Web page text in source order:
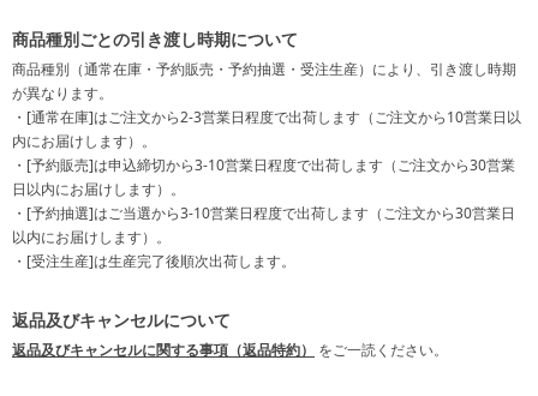
商品種別ごとの引き渡し時期について
商品種別（通常在庫・予約販売・予約抽選・受注生産）により、引き渡し時期
が異なります。
・[通常在庫]はご注文から2-3営業日程度で出荷します（ご注文から10営業日以
内にお届けします）。
・[予約販売]は申込締切から3-10営業日程度で出荷します（ご注文から30営業
日以内にお届けします）。
・[予約抽選]はご当選から3-10営業日程度で出荷します（ご注文から30営業日
以内にお届けします）。
・[受注生産]は生産完了後順次出荷します。
返品及びキャンセルについて
返品及びキャンセルに関する事項（返品特約） をご一読ください。